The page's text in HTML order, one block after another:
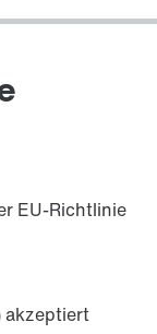
/DUE
EU-Richtlinie
akzeptiert